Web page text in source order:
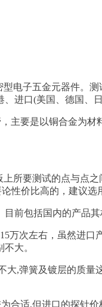
子五金元器件。测
进口(美国、德国、
要是以铜合金为材
要测试的点与点
性价比高的，建议选
包括国内的产品其
次左右，虽然进口
大。
弹簧及镀层的质量
适,但进口的探针